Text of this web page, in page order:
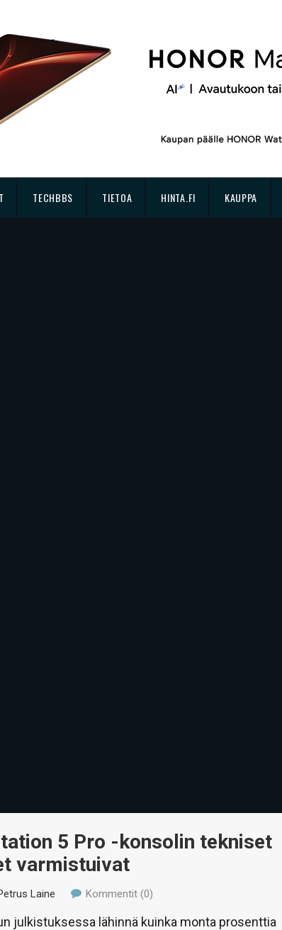
TECHBBS TIETOA HINTA.FI KAUPPA
5 Pro -konsolin tekniset
varmistuivat
Laine Kommentit (0)
julkistuksessa lähinnä kuinka monta prosenttia